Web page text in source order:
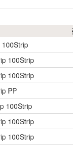
100Strip
100Strip
PP
100Strip
100Strip
100Strip